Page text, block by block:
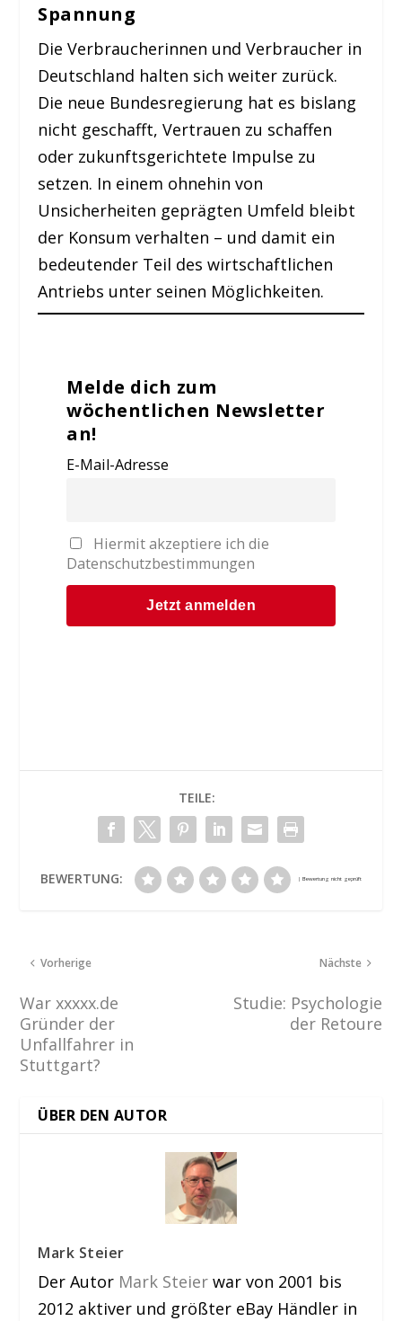
Spannung
Die Verbraucherinnen und Verbraucher in
Deutschland halten sich weiter zurück.
Die neue Bundesregierung hat es bislang
nicht geschafft, Vertrauen zu schaffen
oder zukunftsgerichtete Impulse zu
setzen. In einem ohnehin von
Unsicherheiten geprägten Umfeld bleibt
der Konsum verhalten – und damit ein
bedeutender Teil des wirtschaftlichen
Antriebs unter seinen Möglichkeiten.
Melde dich zum
wöchentlichen Newsletter
an!
E-Mail-Adresse
Hiermit akzeptiere ich die
Datenschutzbestimmungen
TEILE:
BEWERTUNG:
Vorherige
War xxxxx.de
Gründer der
Unfallfahrer in
Stuttgart?
Nächste
Studie: Psychologie
der Retoure
ÜBER DEN AUTOR
Mark Steier
Der Autor Mark Steier war von 2001 bis
2012 aktiver und größter eBay Händler in